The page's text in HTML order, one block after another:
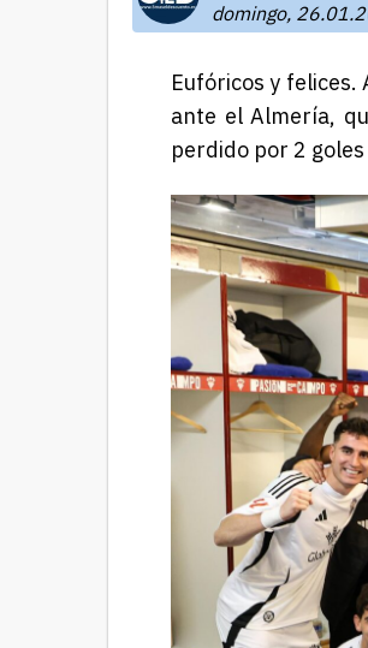
domingo,
Eufóricos y
ante el Almería,
perdido por 2